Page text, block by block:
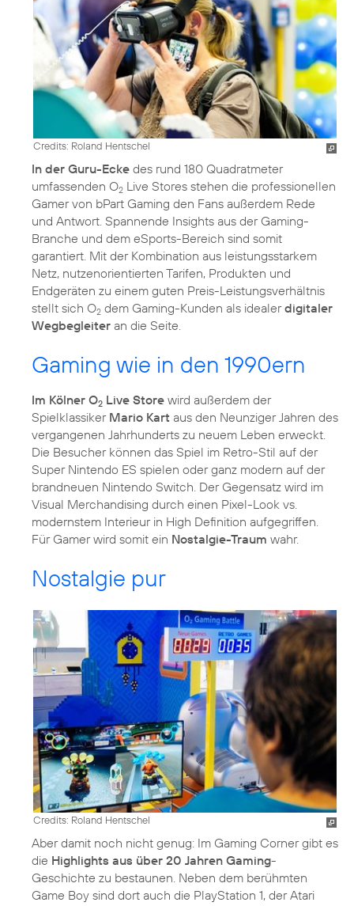
Credits: Roland Hentschel
In der Guru-Ecke des rund 180 Quadratmeter
umfassenden O2 Live Stores stehen die professionellen
Gamer von bPart Gaming den Fans außerdem Rede
und Antwort. Spannende Insights aus der Gaming-
Branche und dem eSports-Bereich sind somit
garantiert. Mit der Kombination aus leistungsstarkem
Netz, nutzenorientierten Tarifen, Produkten und
Endgeräten zu einem guten Preis-Leistungsverhältnis
stellt sich O2 dem Gaming-Kunden als idealerdigitaler
Wegbegleiter an die Seite.
Gaming wie in den 1990ern
Im Kölner O2 Live Store wird außerdem der
Spielklassiker Mario Kart aus den Neunziger Jahren des
vergangenen Jahrhunderts zu neuem Leben erweckt.
Die Besucher können das Spiel im Retro-Stil auf der
Super Nintendo ES spielen oder ganz modern auf der
brandneuen Nintendo Switch. Der Gegensatz wird im
Visual Merchandising durch einen Pixel-Look vs.
modernstem Interieur in High Definition aufgegriffen.
Für Gamer wird somit ein Nostalgie-Traum wahr.
Nostalgie pur
Credits: Roland Hentschel
Aber damit noch nicht genug: Im Gaming Corner gibt es
die Highlights aus über 20 Jahren Gaming-
Geschichte zu bestaunen. Neben dem berühmten
Game Boy sind dort auch die PlayStation 1, der Atari